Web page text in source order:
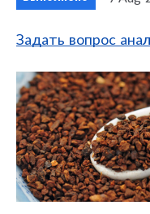
Задать вопрос